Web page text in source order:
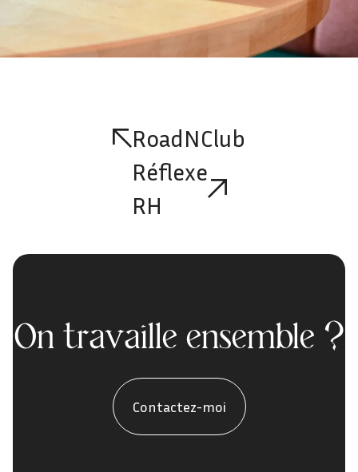
RoadNClub
Réflexe
RH
On travaille ensemble ?
Contactez-moi